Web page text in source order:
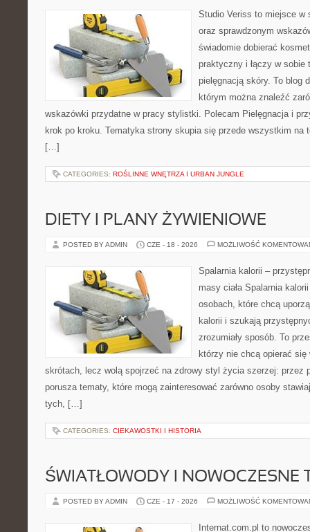
Studio Veriss to miejsce w
oraz sprawdzonym
świadomie dobierać
praktyczny i łączy w sobie
pielęgnacją skóry. To blog
którym można znaleźć
wskazówki przydatne w pracy stylistki. Polecam Pielęgnacja i
krok po kroku. Tematyka strony skupia się przede wszystkim na
[…]
CATEGORIES: ROŚLINNE WNĘTRZA I URBAN JUNGLE
DIETY I PLANY ŻYWIENIOWE
POSTED BY ADMIN CZE - 18 - 2026 MOŻLIWOŚĆ
Spalarnia kalorii –
masy ciała Spalarnia
osobach, które chcą
kalorii i szukają
zrozumiały sposób. To
którzy nie chcą opierać się
skrótach, lecz wolą spojrzeć na zdrowy styl życia szerzej: przez
porusza tematy, które mogą zainteresować zarówno osoby
tych, […]
CATEGORIES: CIEKAWOSTKI I HISTORIA
ŚWIATŁOWODY I NOWOCZESNE
POSTED BY ADMIN CZE - 17 - 2026 MOŻLIWOŚĆ
Internat.com.pl to